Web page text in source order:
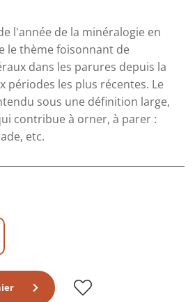
l'année de la minéralogie en
le thème foisonnant de
dans les parures depuis la
périodes les plus récentes. Le
sous une définition large,
contribue à orner, à parer :
etc.